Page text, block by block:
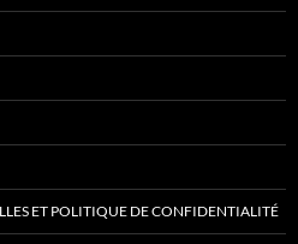
ET POLITIQUE DE CONFIDENTIALITÉ